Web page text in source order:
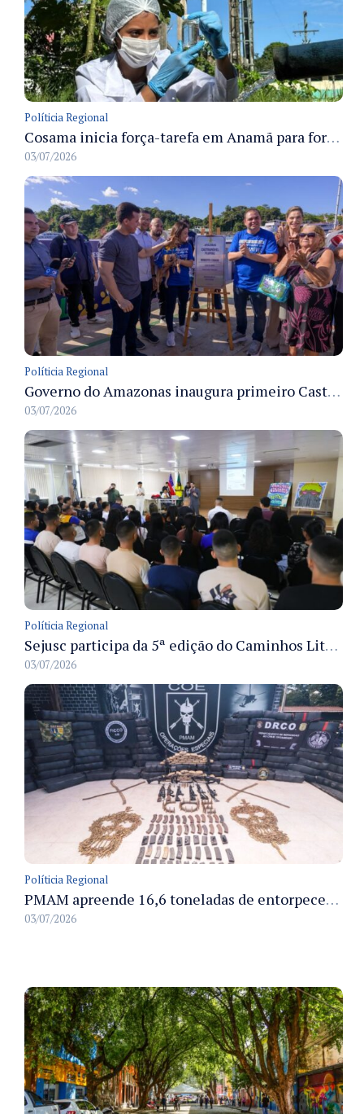
Políticia Regional
Cosama inicia força-tarefa em Anamã para fortalecer abastecimento de água e segurança hídrica da população
03/07/2026
Políticia Regional
Governo do Amazonas inaugura primeiro Castramóvel Fluvial para atendimento veterinário às comunidades ribeirinhas e castração gratuita
03/07/2026
Políticia Regional
Sejusc participa da 5ª edição do Caminhos Literários com foco na cultura hip-hop nas unidades socioeducativas
03/07/2026
Políticia Regional
PMAM apreende 16,6 toneladas de entorpecentes e registra aumento nas prisões em flagrante e nas capturas de foragidos no primeiro semestre de 2026
03/07/2026